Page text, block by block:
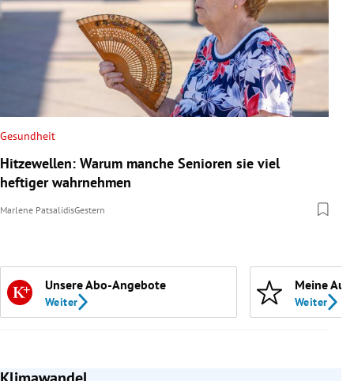
Gesundheit
Hitzewellen: Warum manche Senioren sie viel
heftiger wahrnehmen
Marlene PatsalidisGestern
Unsere Abo-Angebote
Weiter
Meine
Weiter
Slide 1 von 4